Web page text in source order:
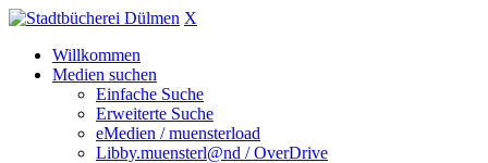
X
Willkommen
Medien suchen
Einfache Suche
Erweiterte Suche
eMedien / muensterload
Libby.muensterl@nd / OverDrive